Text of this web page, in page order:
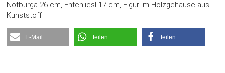
Notburga 26 cm, Entenliesl 17 cm, Figur im Holzgehäuse aus
Kunststoff
E-Mail teilen teilen